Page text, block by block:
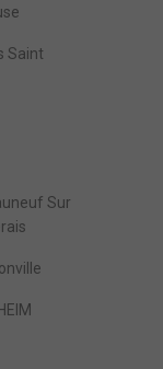
Saint
Sur